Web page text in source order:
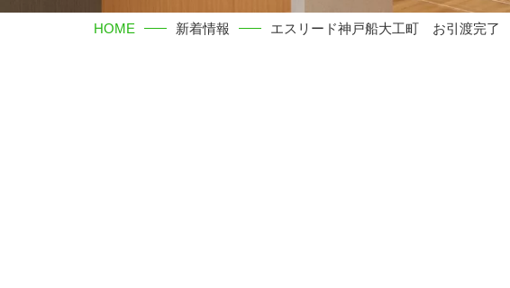
HOME 新着情報 エスリード神戸船大工町 お引渡完了